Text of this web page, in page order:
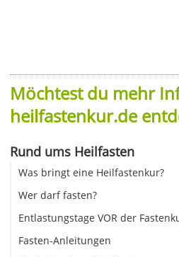
Möchtest du mehr
heilfastenkur.de
Rund ums Heilfasten
Was bringt eine Heilfastenkur?
Wer darf fasten?
Entlastungstage VOR der
Fasten-Anleitungen